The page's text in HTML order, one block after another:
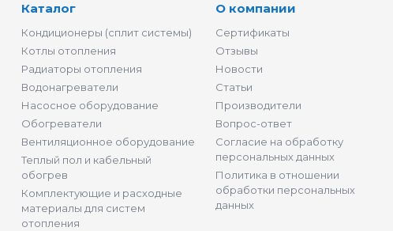
Каталог
Кондиционеры (сплит системы)
Котлы отопления
Радиаторы отопления
Водонагреватели
Насосное оборудование
Обогреватели
Вентиляционное оборудование
Теплый пол и кабельный
обогрев
Комплектующие и расходные
материалы для систем
отопления
О компании
Сертификаты
Отзывы
Новости
Статьи
Производители
Вопрос-ответ
Согласие на обработку
персональных данных
Политика в отношении
обработки персональных
данных